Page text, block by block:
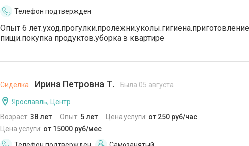
Телефон подтвержден
Опыт 6 лет.уход.прогулки.пролежни.уколы.гигиена.приготовление
пищи.покупка продуктов.уборка в квартире
Сиделка Ирина Петровна Т. Была 05 августа
Ярославль, Центр
Возраст: 38 лет Опыт: 5 лет Цена услуги: от 250 руб/час
Цена услуги: от 15000 руб/мес